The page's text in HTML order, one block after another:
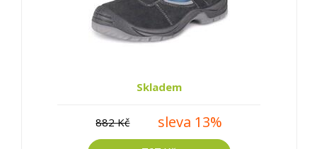
Skladem
882 Kč sleva 13%